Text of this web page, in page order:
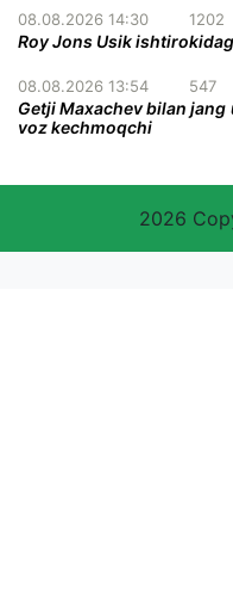
08.08.2026 14:30 1202
Roy Jons Usik
08.08.2026 13:54 547
Getji Maxachev bilan
voz kechmoqchi
2026